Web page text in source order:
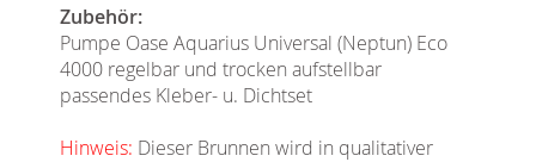
Zubehör:
Pumpe Oase Aquarius Universal (Neptun) Eco
4000 regelbar und trocken aufstellbar
passendes Kleber- u. Dichtset
Hinweis: Dieser Brunnen wird in qualitativer